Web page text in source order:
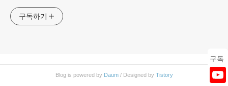
구독
구독하기
Blog is powered by Daum/ Designed by Tistory